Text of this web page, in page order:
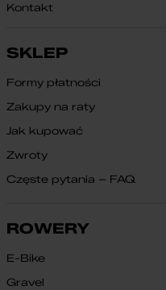
Kontakt
SKLEP
Formy płatności
Zakupy na raty
Jak kupować
Zwroty
Częste pytania – FAQ
ROWERY
E-Bike
Gravel